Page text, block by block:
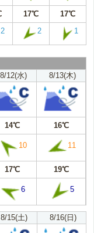
17℃ 17℃
2 2 1
8/12(水) 8/13(木)
14℃ 16℃
10 11
17℃ 19℃
6 5
8/15(土) 8/16(日)